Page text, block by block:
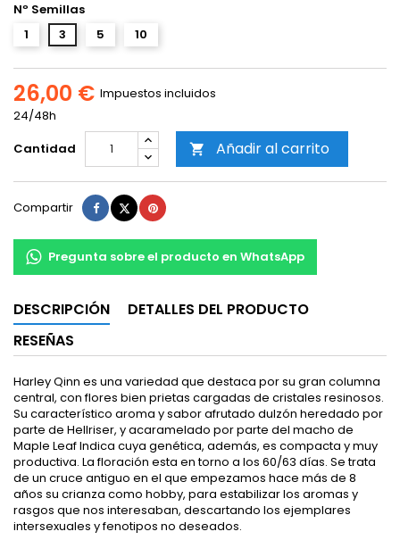
Nº Semillas
1
3 5 10
26,00 € Impuestos incluidos
24/48h
Cantidad
 Añadir al carrito
Compartir Compartir
TuitearPinterest
Pregunta sobre el producto en WhatsApp
DESCRIPCIÓN
DETALLES DEL PRODUCTO
RESEÑAS
Harley Qinn es una variedad que destaca por su gran columna
central, con flores bien prietas cargadas de cristales resinosos.
Su característico aroma y sabor afrutado dulzón heredado por
parte de Hellriser, y acaramelado por parte del macho de
Maple Leaf Indica cuya genética, además, es compacta y muy
productiva. La floración esta en torno a los 60/63 días. Se trata
de un cruce antiguo en el que empezamos hace más de 8
años su crianza como hobby, para estabilizar los aromas y
rasgos que nos interesaban, descartando los ejemplares
intersexuales y fenotipos no deseados.